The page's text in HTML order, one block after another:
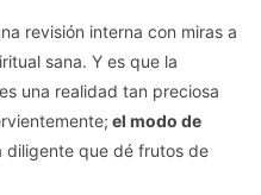
revisión interna con miras a
sana. Y es que la
una realidad tan preciosa
el modo de
diligente que dé frutos de